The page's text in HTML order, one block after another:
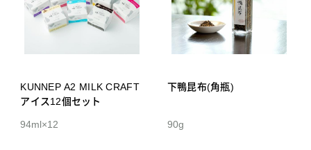
KUNNEP A2 MILK CRAFT
アイス12個セット
94ml×12
下鴨昆布(角瓶)
90g